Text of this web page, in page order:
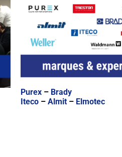
Purex – Brady
Iteco – Almit – Elmotec